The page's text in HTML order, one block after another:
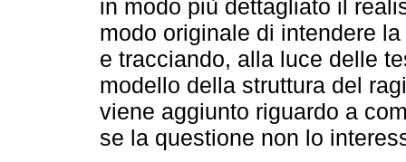
in modo più dettagliato il
modo originale di intendere
e tracciando, alla luce delle
modello della struttura del
viene aggiunto riguardo a
se la questione non lo